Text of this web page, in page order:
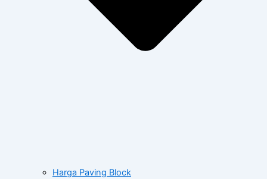
Harga Paving Block